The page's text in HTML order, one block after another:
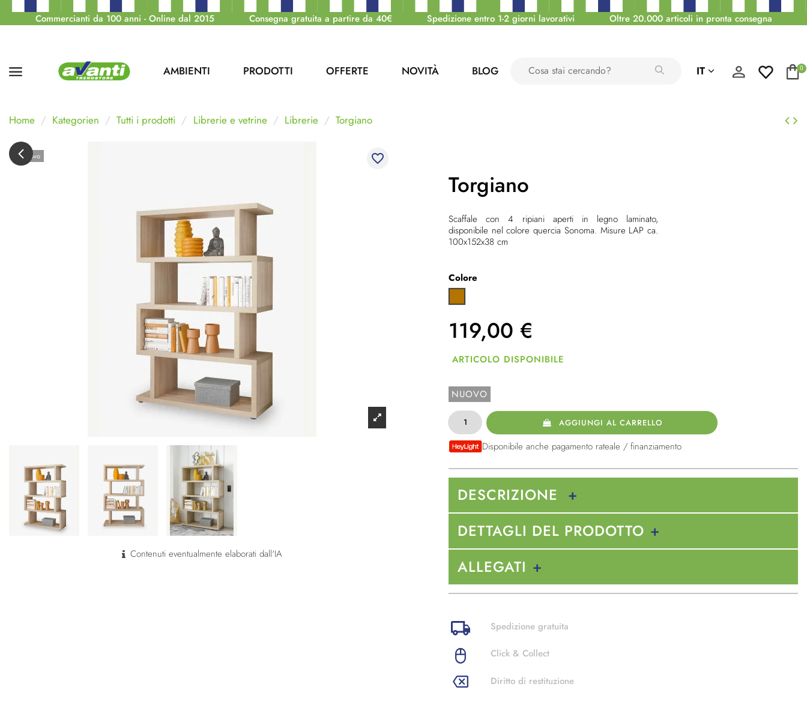
Commercianti da 100 anni - Online dal 2015 Consegna gratuita a partire da 40€ Spedizione entro 1-2 giorni lavorativi Oltre 20.000 articoli in pronta consegna
AMBIENTI PRODOTTI OFFERTE NOVITÀ BLOG IT 0
Home Kategorien Tutti i prodotti Librerie e vetrine Librerie Torgiano
Nuovo favorite_border
Contenuti eventualmente elaborati dall'IA
Torgiano
Scaffale con 4 ripiani aperti in legno laminato,
disponibile nel colore quercia Sonoma. Misure LAP ca.
100x152x38 cm
Colore
119,00 €
ARTICOLO DISPONIBILE
NUOVO
AGGIUNGI AL CARRELLO
Disponibile anche pagamento rateale / finanziamento
DESCRIZIONE
DETTAGLI DEL PRODOTTO
ALLEGATI
Spedizione gratuita
Click & Collect
Diritto di restituzione